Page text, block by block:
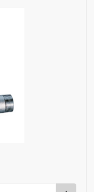
НР), без